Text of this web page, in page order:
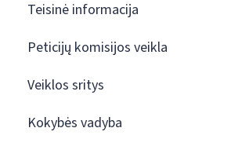
Teisinė informacija
Peticijų komisijos veikla
Veiklos sritys
Kokybės vadyba